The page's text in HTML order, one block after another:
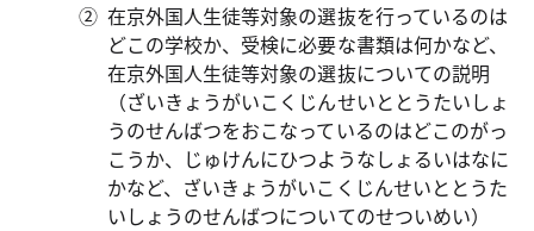
在京外国人生徒等対象の選抜を行っているのは
どこの学校か、受検に必要な書類は何かなど、
在京外国人生徒等対象の選抜についての説明
（ざいきょうがいこくじんせいととうたいしょ
うのせんばつをおこなっているのはどこのがっ
こうか、じゅけんにひつようなしょるいはなに
かなど、ざいきょうがいこくじんせいととうた
いしょうのせんばつについてのせついめい）